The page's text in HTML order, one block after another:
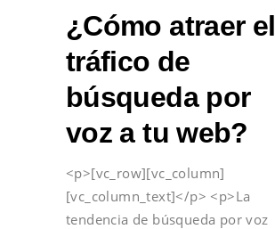
¿Cómo atraer el
tráfico de
búsqueda por
voz a tu web?
<p>[vc_row][vc_column]
[vc_column_text]</p> <p>La
tendencia de búsqueda por voz